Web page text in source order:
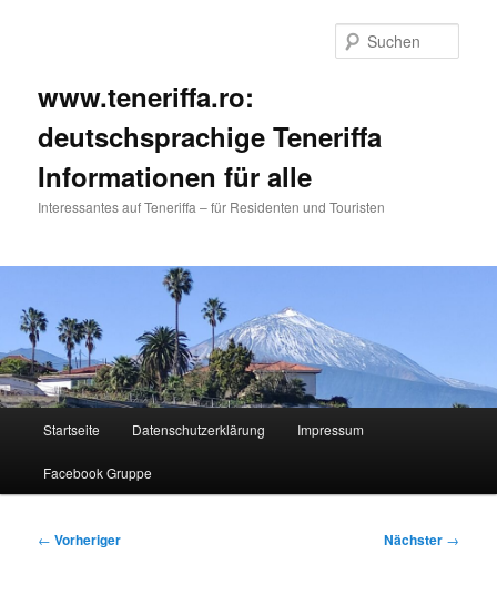
www.teneriffa.ro:
deutschsprachige Teneriffa
Informationen für alle
Interessantes auf Teneriffa – für Residenten und Touristen
Zum
primären
Startseite Datenschutzerklärung Impressum
Facebook Gruppe
Beitragsnavigation
← Vorheriger Nächster →